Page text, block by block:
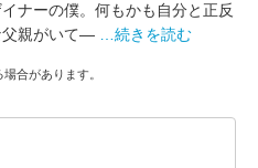
ナーの僕。何もかも自分と正反
父親がいて―
…続きを読む
合があります。